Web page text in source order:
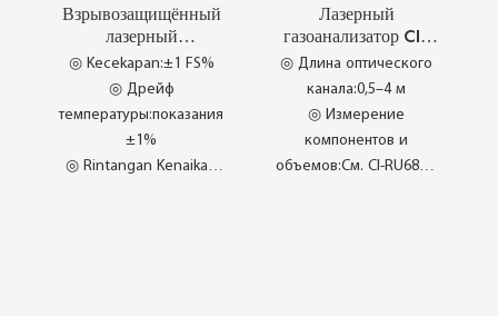
Kemuncak
◎ Perkhidmatan
Berkualiti CHANG AI
Взрывозащищённый
лазерный
газоанализатор CI-
PC68 / -1
◎ Kecekapan:±1 FS%
◎ Дрейф
температуры:показания
±1%
◎ Rintangan Kenaikan
Лазерный
газоанализатор CI-
PC6500
◎ Длина оптического
канала:0,5–4 м
◎ Измерение
компонентов и
объемов:См. CI-RU68/-1